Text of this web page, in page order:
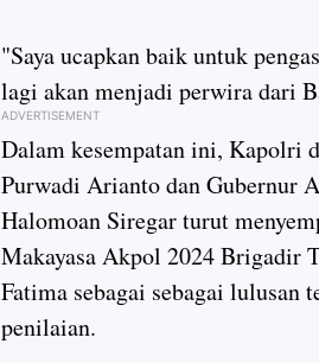
"Saya ucapkan baik untuk
lagi akan menjadi perwira dari
ADVERTISEMENT
Dalam kesempatan ini,
Purwadi Arianto dan Gubernur
Halomoan Siregar turut
Makayasa Akpol 2024 Brigadir
Fatima sebagai sebagai lulusan
penilaian.